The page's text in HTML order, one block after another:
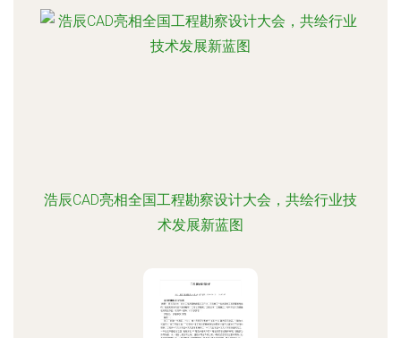
浩辰CAD亮相全国工程勘察设计大会，共绘行业技
术发展新蓝图